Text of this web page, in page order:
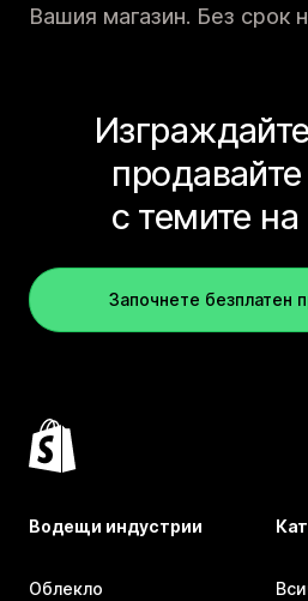
Вашия магазин. Без срок
с темите
Започнете безплатен
Водещи индустрии
Облекло